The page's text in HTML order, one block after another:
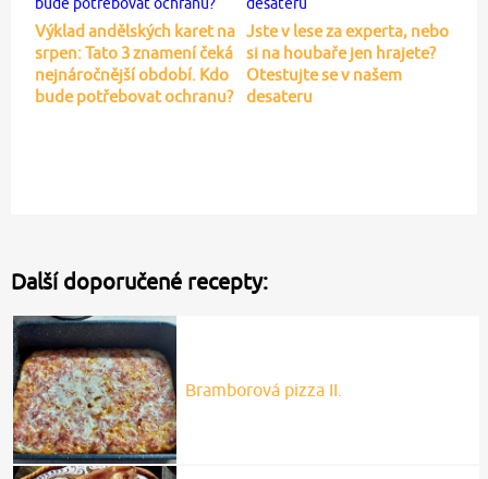
Výklad andělských karet na
srpen: Tato 3 znamení čeká
nejnáročnější období. Kdo
bude potřebovat ochranu?
Jste v lese za experta, nebo
si na houbaře jen hrajete?
Otestujte se v našem
desateru
Další doporučené recepty:
Bramborová pizza II.